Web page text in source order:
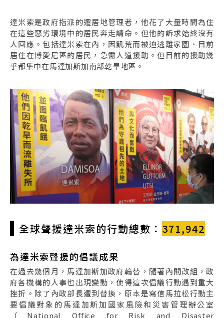
達米索是政府指派的遷居地管理者，他花了大量時間為住
在這些惡劣環境中的居民奔走請命。但他的訴求始終沒有
人回應。包括達米索在內，因飢荒而被迫逃離家園、目前
居住在博愛尼區的居民，急需人道援助。但目前的援助幾
乎都集中在馬達加斯加南部乾旱地區。
全球聲援達米索的行動總數： 371,942
為達米索聲援的倡議成果
在過去幾個月，馬達加斯加政府輪替，隨著內閣改組，政
府各機構的人事也出現變動，使得這次倡議行動遇到重大
挫折。除了內政部長遭到替換，原本是寫信馬拉松行動主
要倡議對象的馬達加斯加國家風險和災害管理辦公室
（National Office for Risk and Disaster